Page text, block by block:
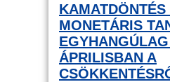
KAMATDÖNTÉS
MONETÁRIS
ÁPRILISBAN A